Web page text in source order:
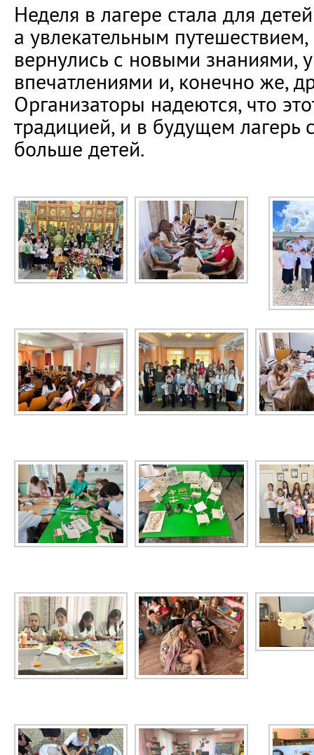
Неделя в лагере стала для
а увлекательным
вернулись с новыми знаниями,
впечатлениями и, конечно же,
Организаторы надеются, что
традицией, и в будущем лагерь
больше детей.